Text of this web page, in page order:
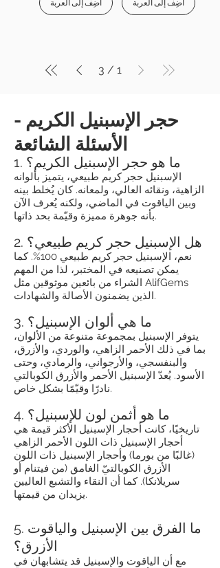
أضِف إلى العربة أضِف إلى العربة
1
/
3
حجر الإسبنيل الكريم -
الأسئلة الشائعة
1. ما هو حجر الإسبنيل الكريم؟
الإسبنيل حجر كريم طبيعي، يتميز بألوانه
الزاهية، ونقائه العالي، ولمعانه. كان يُخلط بينه
وبين الياقوت في الماضي، ولكنه يُعرف الآن
بأنه جوهرة مميزة وقيّمة بحد ذاتها.
2. هل الإسبنيل حجر كريم طبيعي؟
نعم، الإسبنيل حجر كريم طبيعي 100%. كما
يمكن تصنيعه في المختبر، لذا من المهم
الشراء من بائعين موثوقين مثل AlifGems
الذين يضمنون الأصالة والشهادات.
3. ما هي ألوان الإسبنيل؟
يتوفر الإسبنيل بمجموعة متنوعة من الألوان،
بما في ذلك الأحمر الزاهي، والوردي، والأزرق،
والبنفسجي، والأرجواني، والرمادي، وحتى
الأسود. يُعدّ الإسبنيل الأحمر والأزرق الكوبالتي
نادرًا وقيّمًا بشكل خاص.
4. ما هو أثمن لون للإسبنيل؟
تاريخيًا، كانت أحجار الإسبنيل الأكثر قيمة هي
أحجار الإسبنيل ذات اللون الأحمر الزاهي
(غالبًا من بورما) وأحجار الإسبنيل ذات اللون
الأزرق الكوبالتيّ الغامق (من فيتنام أو
سريلانكا). كما أن النقاء والتشبع العاليين
يزيدان من قيمتها.
5. ما الفرق بين الإسبنيل والياقوت
الأزرق؟
مع أن الياقوت والإسبنيل قد يتشابهان في